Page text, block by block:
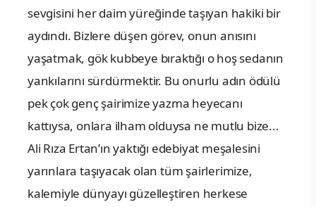
sevgisini her daim yüreğinde taşıyan hakiki bir
aydındı. Bizlere düşen görev, onun anısını
yaşatmak, gök kubbeye bıraktığı o hoş sedanın
yankılarını sürdürmektir. Bu onurlu adın ödülü
pek çok genç şairimize yazma heyecanı
kattıysa, onlara ilham olduysa ne mutlu bize...
Ali Rıza Ertan’ın yaktığı edebiyat meşalesini
yarınlara taşıyacak olan tüm şairlerimize,
kalemiyle dünyayı güzelleştiren herkese